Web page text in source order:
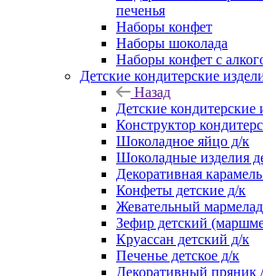
печенья
Наборы конфет
Наборы шоколада
Наборы конфет с
Детские кондитерские
Назад
Детские кондитерские
Конструктор
Шоколадное яйцо д/к
Шоколадные изделия
Декоративная
Конфеты детские д/к
Жевательный
Зефир детский
Круассан детский д/к
Печенье детское д/к
Декоративный пряник